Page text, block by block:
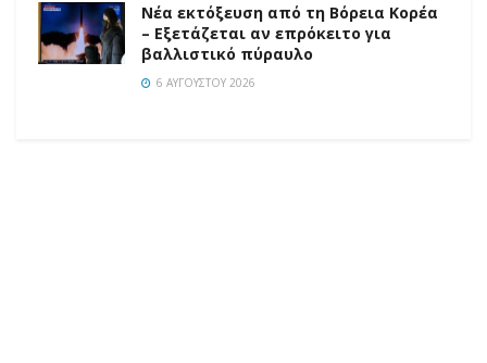
Νέα εκτόξευση από τη Βόρεια Κορέα
– Εξετάζεται αν επρόκειτο για
βαλλιστικό πύραυλο
6 ΑΥΓΟΎΣΤΟΥ 2026